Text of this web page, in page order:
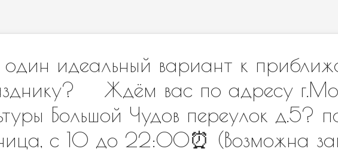
один идеальный вариант к
⠀ Ждём вас по адресу
Большой Чудов переулок д.5?
с 10 до 22:00⏰ (Возможна